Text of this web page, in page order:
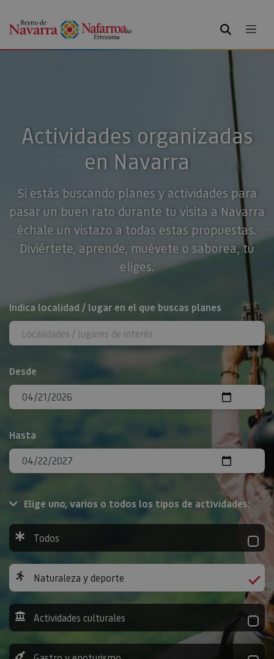
BUSCAR
Actividades organizadas
en Navarra
Si estás buscando planes y actividades para
pasar un buen rato durante tu visita a Navarra
échale un vistazo a todas estas propuestas.
Diviértete, aprende, muévete o saborea, tú
eliges.
BUSCAR
Indica localidad / lugar en el que buscas planes
Desde
Hasta
Elige uno, varios o todos los tipos de actividades:
Todos
Naturaleza y deporte
Actividades culturales